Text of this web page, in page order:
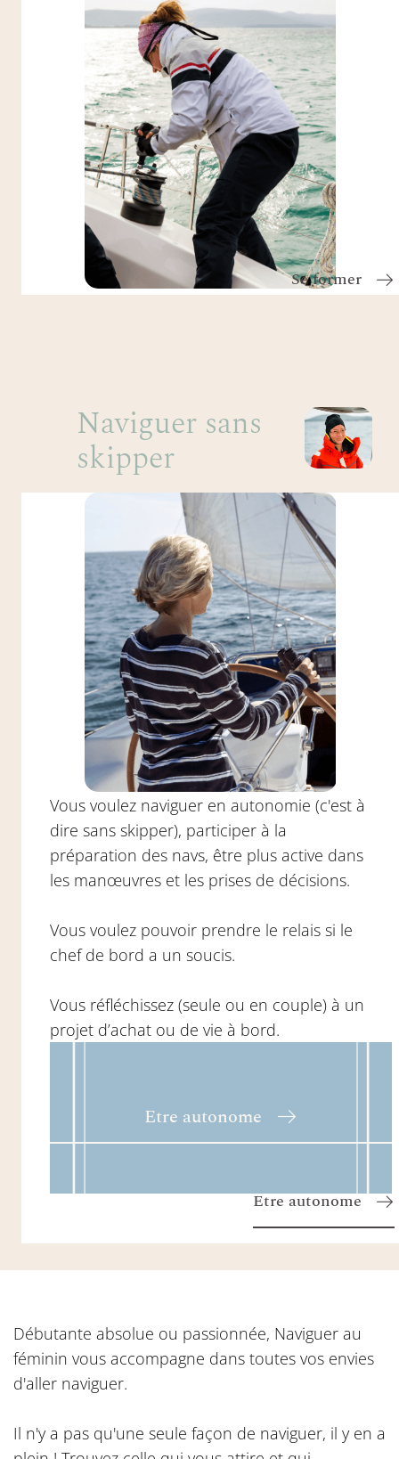
Se former
Naviguer sans
skipper
Vous voulez naviguer en autonomie (c'est à
dire sans skipper), participer à la
préparation des navs, être plus active dans
les manœuvres et les prises de décisions.
Vous voulez pouvoir prendre le relais si le
chef de bord a un soucis.
Vous réfléchissez (seule ou en couple) à un
projet d’achat ou de vie à bord.
Etre autonome
Etre autonome
Débutante absolue ou passionnée, Naviguer au
féminin vous accompagne dans toutes vos envies
d'aller naviguer.
Il n'y a pas qu'une seule façon de naviguer, il y en a